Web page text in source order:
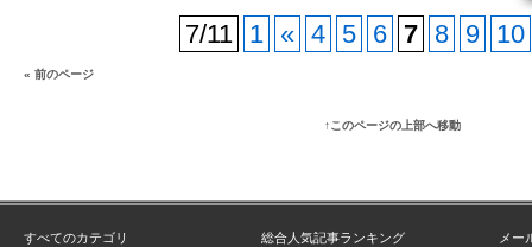
7/11 1 « 4 5 6 7 8 9 10
« 前のページ
↑このページの上部へ移動
すべてのカテゴリ
総合人気記事ランキング
メー